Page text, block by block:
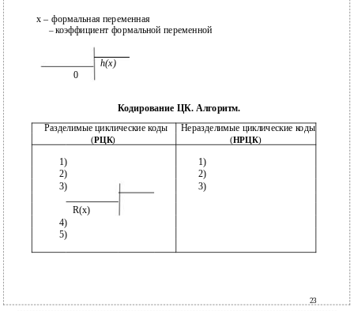
х – формальная переменная
– коэффициент формальной переменной
h(x)
0
Кодирование ЦК. Алгоритм.
Разделимые циклические коды Неразделимые циклические коды
(РЦК) (НРЦК)
1) 1)
2)
2)
3)
3)
R(x)
4)
5)
23